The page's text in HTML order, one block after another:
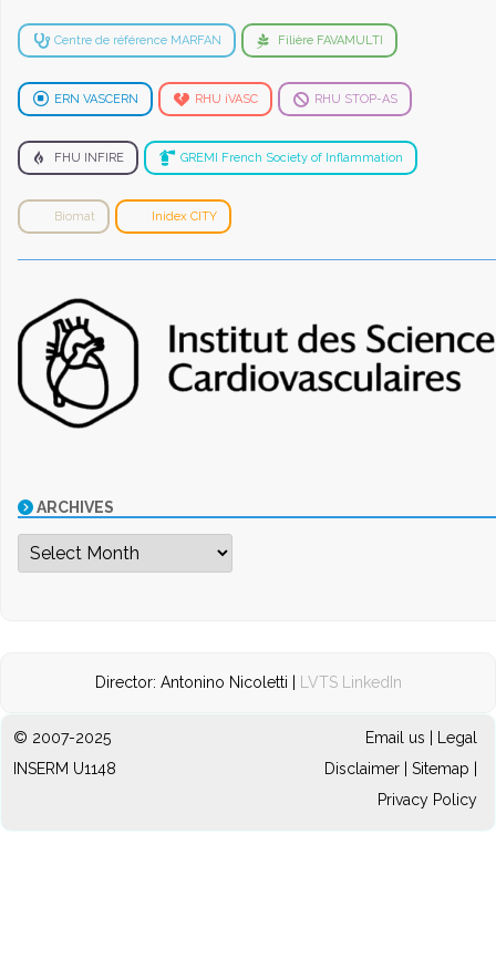
Centre de référence MARFAN Filière FAVAMULTI
ERN VASCERN RHU iVASC RHU STOP-AS
FHU INFIRE GREMI French Society of Inflammation
Biomat Inidex CITY
ARCHIVES
Archives
Director: Antonino Nicoletti | LVTS LinkedIn
© 2007-2025
INSERM U1148
Email us
Legal
Disclaimer| Sitemap
Privacy Policy